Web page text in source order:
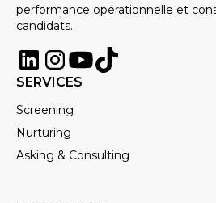
performance opérationnelle et
candidats.
SERVICES
Screening
Nurturing
Asking & Consulting